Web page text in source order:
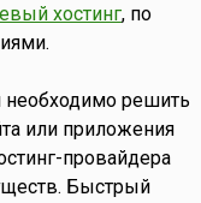
хостинг, по
решить
или приложения
провайдера
Быстрый